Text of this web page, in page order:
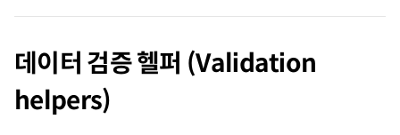
데이터 검증 헬퍼 (Validation
helpers)